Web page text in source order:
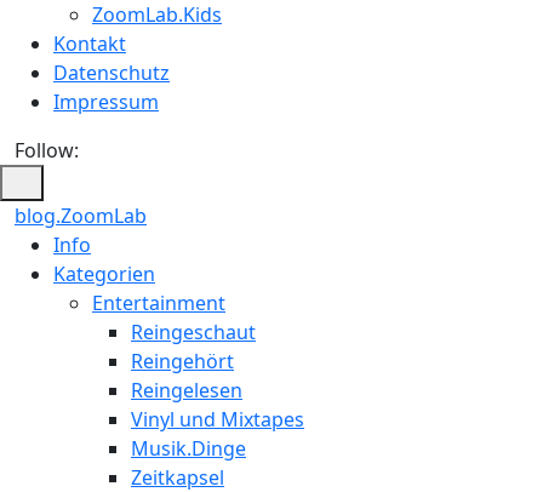
ZoomLab.Kids
Kontakt
Datenschutz
Impressum
Follow:
blog.ZoomLab
ZoomLab
//
Info
Kategorien
Entertainment
Reingeschaut
Reingehört
Reingelesen
Vinyl und Mixtapes
Musik.Dinge
Zeitkapsel